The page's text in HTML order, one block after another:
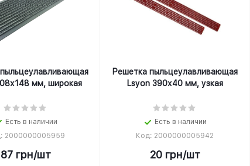
мм, широкая
Есть в наличии
2000000005959
87грн/шт
Решетка пыльцеулавливающая
Lsyon 390х40 мм, узкая
Есть в наличии
Код: 2000000005942
20грн/шт